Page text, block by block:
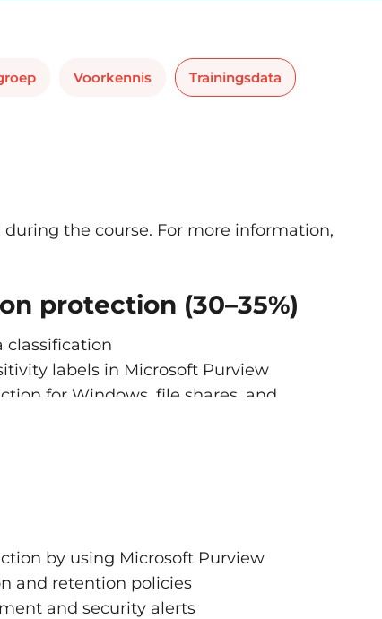
Voorkennis Trainingsdata
the course. For more information,
protection (30–35%)
classification
labels in Microsoft Purview
for Windows, file shares, and
prevention policies
Purview Endpoint DLP
by using Microsoft Purview
and retention policies
and security alerts